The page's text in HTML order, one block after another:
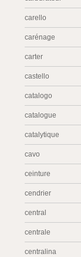
carello
carénage
carter
castello
catalogo
catalogue
catalytique
cavo
ceinture
cendrier
central
centrale
centralina